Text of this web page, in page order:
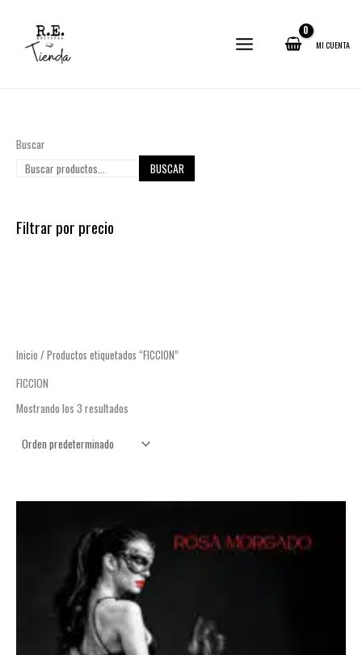
contenido
MI CUENTA
Buscar
BUSCAR
Filtrar por precio
Inicio / Productos etiquetados “FICCION”
FICCION
Mostrando los 3 resultados